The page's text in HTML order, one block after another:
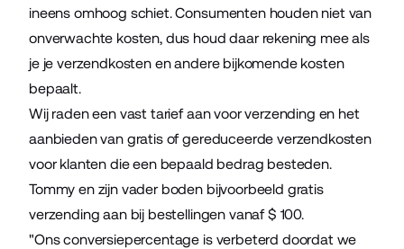
ineens omhoog schiet. Consumenten houden niet van
onverwachte kosten, dus houd daar rekening mee als
je je verzendkosten en andere bijkomende kosten
bepaalt.
Wij raden een vast tarief aan voor verzending en het
aanbieden van gratis of gereduceerde verzendkosten
voor klanten die een bepaald bedrag besteden.
Tommy en zijn vader boden bijvoorbeeld gratis
verzending aan bij bestellingen vanaf $ 100.
"Ons conversiepercentage is verbeterd doordat we